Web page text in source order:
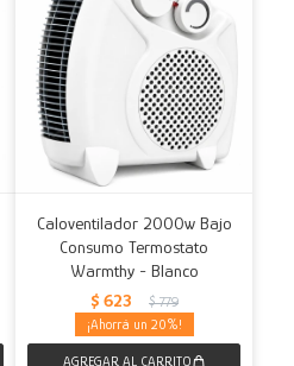
Caloventilador 2000w Bajo
Consumo Termostato
Warmthy - Blanco
$ 623 $ 779
20